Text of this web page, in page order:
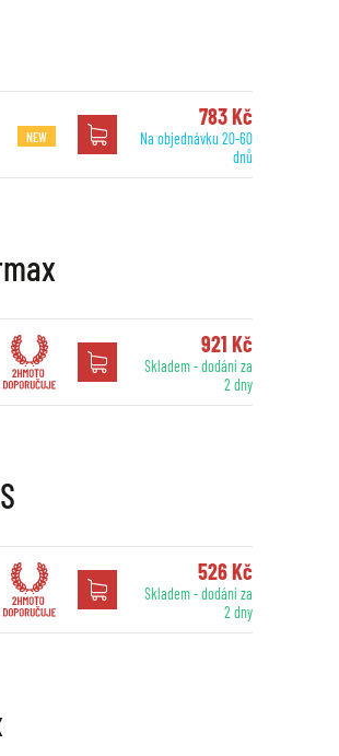
NEW
783 Kč
Na objednávku 20-60
dnů
921 Kč
Skladem - dodání za
2 dny
526 Kč
Skladem - dodání za
2 dny